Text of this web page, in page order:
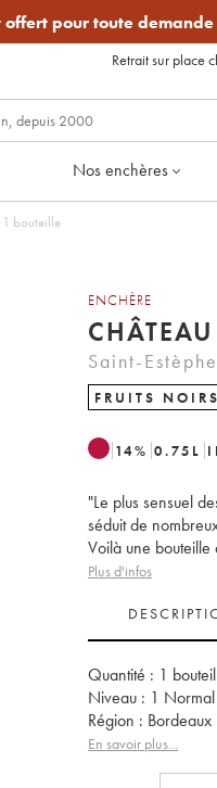
pour toute
Retrait sur place
Nos enchères
- Lot de 1 bouteille
ENCHÈRE
Saint-
FRUITS NOIRS
14% 0.75 L
"Le plus sensuel
séduit de
Voilà une
Plus d'infos
Quantité : 1
Niveau : 1 Normal
Région :
Bordeaux
Propriétaire :
En savoir plus...